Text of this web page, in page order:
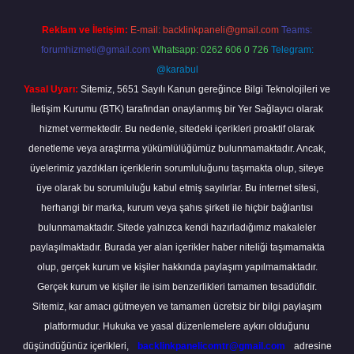
Reklam ve İletişim: E-mail: backlinkpaneli@gmail.com Teams:
forumhizmeti@gmail.com Whatsapp: 0262 606 0 726 Telegram:
@karabul
Yasal Uyarı: Sitemiz, 5651 Sayılı Kanun gereğince Bilgi Teknolojileri ve
İletişim Kurumu (BTK) tarafından onaylanmış bir Yer Sağlayıcı olarak
hizmet vermektedir. Bu nedenle, sitedeki içerikleri proaktif olarak
denetleme veya araştırma yükümlülüğümüz bulunmamaktadır. Ancak,
üyelerimiz yazdıkları içeriklerin sorumluluğunu taşımakta olup, siteye
üye olarak bu sorumluluğu kabul etmiş sayılırlar. Bu internet sitesi,
herhangi bir marka, kurum veya şahıs şirketi ile hiçbir bağlantısı
bulunmamaktadır. Sitede yalnızca kendi hazırladığımız makaleler
paylaşılmaktadır. Burada yer alan içerikler haber niteliği taşımamakta
olup, gerçek kurum ve kişiler hakkında paylaşım yapılmamaktadır.
Gerçek kurum ve kişiler ile isim benzerlikleri tamamen tesadüfidir.
Sitemiz, kar amacı gütmeyen ve tamamen ücretsiz bir bilgi paylaşım
platformudur. Hukuka ve yasal düzenlemelere aykırı olduğunu
düşündüğünüz içerikleri,
backlinkpanelicomtr@gmail.com adresine